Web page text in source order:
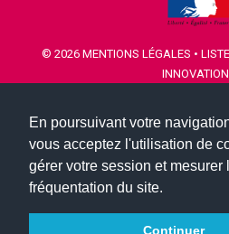
En poursuivant votre
vous acceptez l'utilisation de
gérer votre session et mesurer
fréquentation du site.
Continuer
© 2026 MENTIONS LÉGALES •